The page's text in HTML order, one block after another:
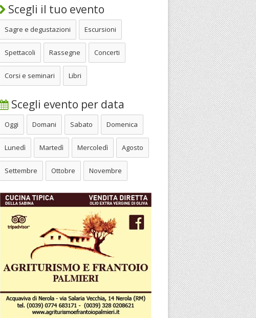
Scegli il tuo evento
Sagre e degustazioni Escursioni
Spettacoli Rassegne Concerti
Corsi e seminari Libri
Scegli evento per data
Oggi Domani Sabato Domenica
Lunedì Martedì Mercoledì Agosto
Settembre Ottobre Novembre